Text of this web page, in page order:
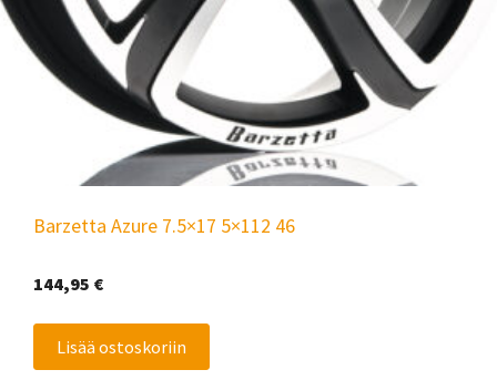
Barzetta Azure 7.5×17 5×112 46
144,95 €
Lisää ostoskoriin